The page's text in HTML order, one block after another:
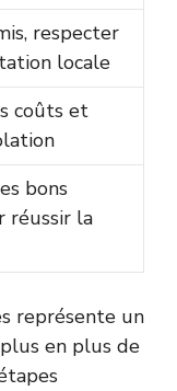
respecter
locale
coûts et
bons
réussir la
représente un
en plus de